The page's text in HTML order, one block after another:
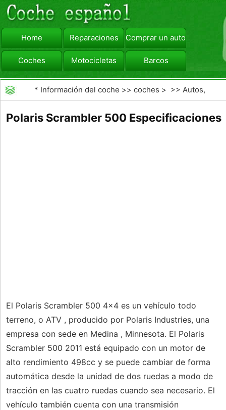
Home Reparaciones Comprar un automóvil
Coches Motocicletas Barcos
viajar Camiones
* Información del coche >>coches > >>Autos,
Polaris Scrambler 500 Especificaciones
El Polaris Scrambler 500 4x4 es un vehículo todo
terreno, o ATV , producido por Polaris Industries, una
empresa con sede en Medina , Minnesota. El Polaris
Scrambler 500 2011 está equipado con un motor de
alto rendimiento 498cc y se puede cambiar de forma
automática desde la unidad de dos ruedas a modo de
tracción en las cuatro ruedas cuando sea necesario. El
vehículo también cuenta con una transmisión